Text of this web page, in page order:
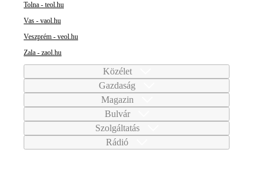
Tolna - teol.hu
Vas - vaol.hu
Veszprém - veol.hu
Zala - zaol.hu
Közélet
Gazdaság
Magazin
Bulvár
Szolgáltatás
Rádió